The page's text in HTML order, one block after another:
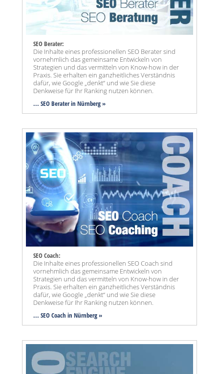
SEO Berater:
Die Inhalte eines professionellen SEO Berater sind
vornehmlich das gemeinsame Entwickeln von
Strategien und das vermitteln von Know-how in der
Praxis. Sie erhalten ein ganzheitliches Verständnis
dafür, wie Google „denkt“ und wie Sie diese
Denkweise für Ihr Ranking nutzen können.
... SEO Berater in Nürnberg »
SEO Coach:
Die Inhalte eines professionellen SEO Coach sind
vornehmlich das gemeinsame Entwickeln von
Strategien und das vermitteln von Know-how in der
Praxis. Sie erhalten ein ganzheitliches Verständnis
dafür, wie Google „denkt“ und wie Sie diese
Denkweise für Ihr Ranking nutzen können.
... SEO Coach in Nürnberg »